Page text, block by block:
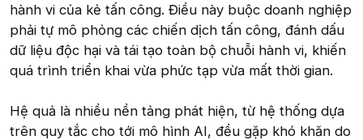
hành vi của kẻ tấn công. Điều này buộc doanh nghiệp
phải tự mô phỏng các chiến dịch tấn công, đánh dấu
dữ liệu độc hại và tái tạo toàn bộ chuỗi hành vi, khiến
quá trình triển khai vừa phức tạp vừa mất thời gian.
Hệ quả là nhiều nền tảng phát hiện, từ hệ thống dựa
trên quy tắc cho tới mô hình AI, đều gặp khó khăn do